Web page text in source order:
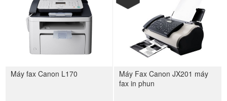
Máy fax Canon L170
Máy Fax Canon JX201 máy
fax in phun